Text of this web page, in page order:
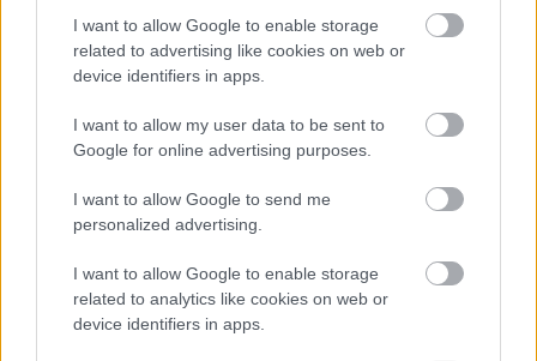
I want to allow Google to enable storage
related to advertising like cookies on web or
device identifiers in apps.
I want to allow my user data to be sent to
Google for online advertising purposes.
I want to allow Google to send me
personalized advertising.
I want to allow Google to enable storage
related to analytics like cookies on web or
device identifiers in apps.